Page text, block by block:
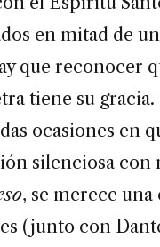
en mitad de
que reconocer
tiene su
ocasiones en
silenciosa
, se merece una
(junto con